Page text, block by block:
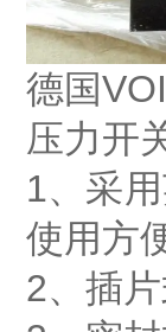
德国
压力开
1、采
使用方
2、插